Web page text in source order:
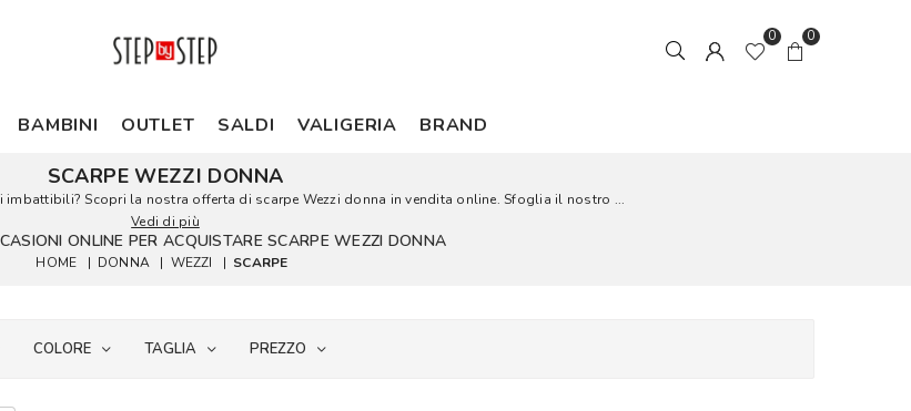
0 0
BAMBINI OUTLET SALDI VALIGERIA BRAND
SCARPE WEZZI DONNA
imbattibili? Scopri la nostra offerta di scarpe Wezzi donna in vendita online. Sfoglia il nostro ...
Vedi di più
ONLINE PER ACQUISTARE SCARPE WEZZI DONNA
HOME | DONNA | WEZZI | SCARPE
COLORE TAGLIA PREZZO